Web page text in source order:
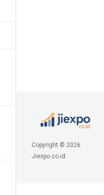
Copyright © 2026
Jiexpo.co.id.